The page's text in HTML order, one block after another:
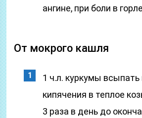
ангине, при боли в
От мокрого кашля
1 ч.л. куркумы
кипячения в теплое
3 раза в день до